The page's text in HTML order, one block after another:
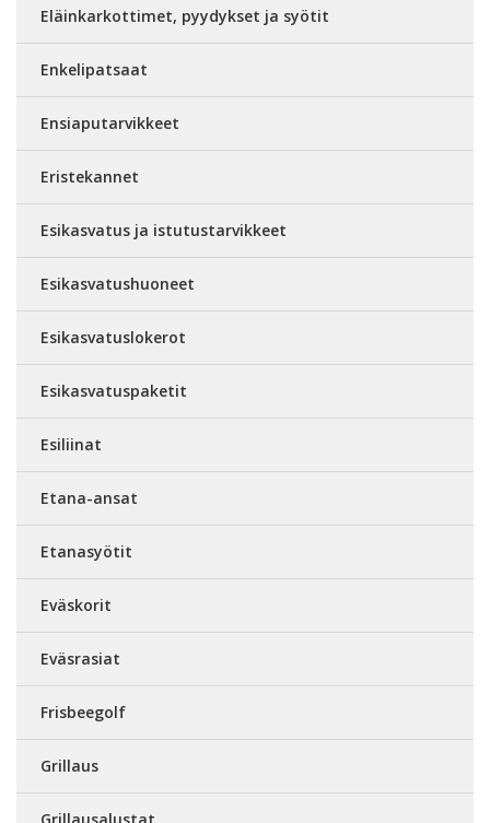
Eläinkarkottimet, pyydykset ja syötit
Enkelipatsaat
Ensiaputarvikkeet
Eristekannet
Esikasvatus ja istutustarvikkeet
Esikasvatushuoneet
Esikasvatuslokerot
Esikasvatuspaketit
Esiliinat
Etana-ansat
Etanasyötit
Eväskorit
Eväsrasiat
Frisbeegolf
Grillaus